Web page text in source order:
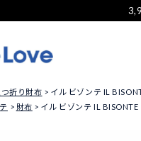
折り財布
イル ビゾンテ IL
財布 イル ビゾンテ IL